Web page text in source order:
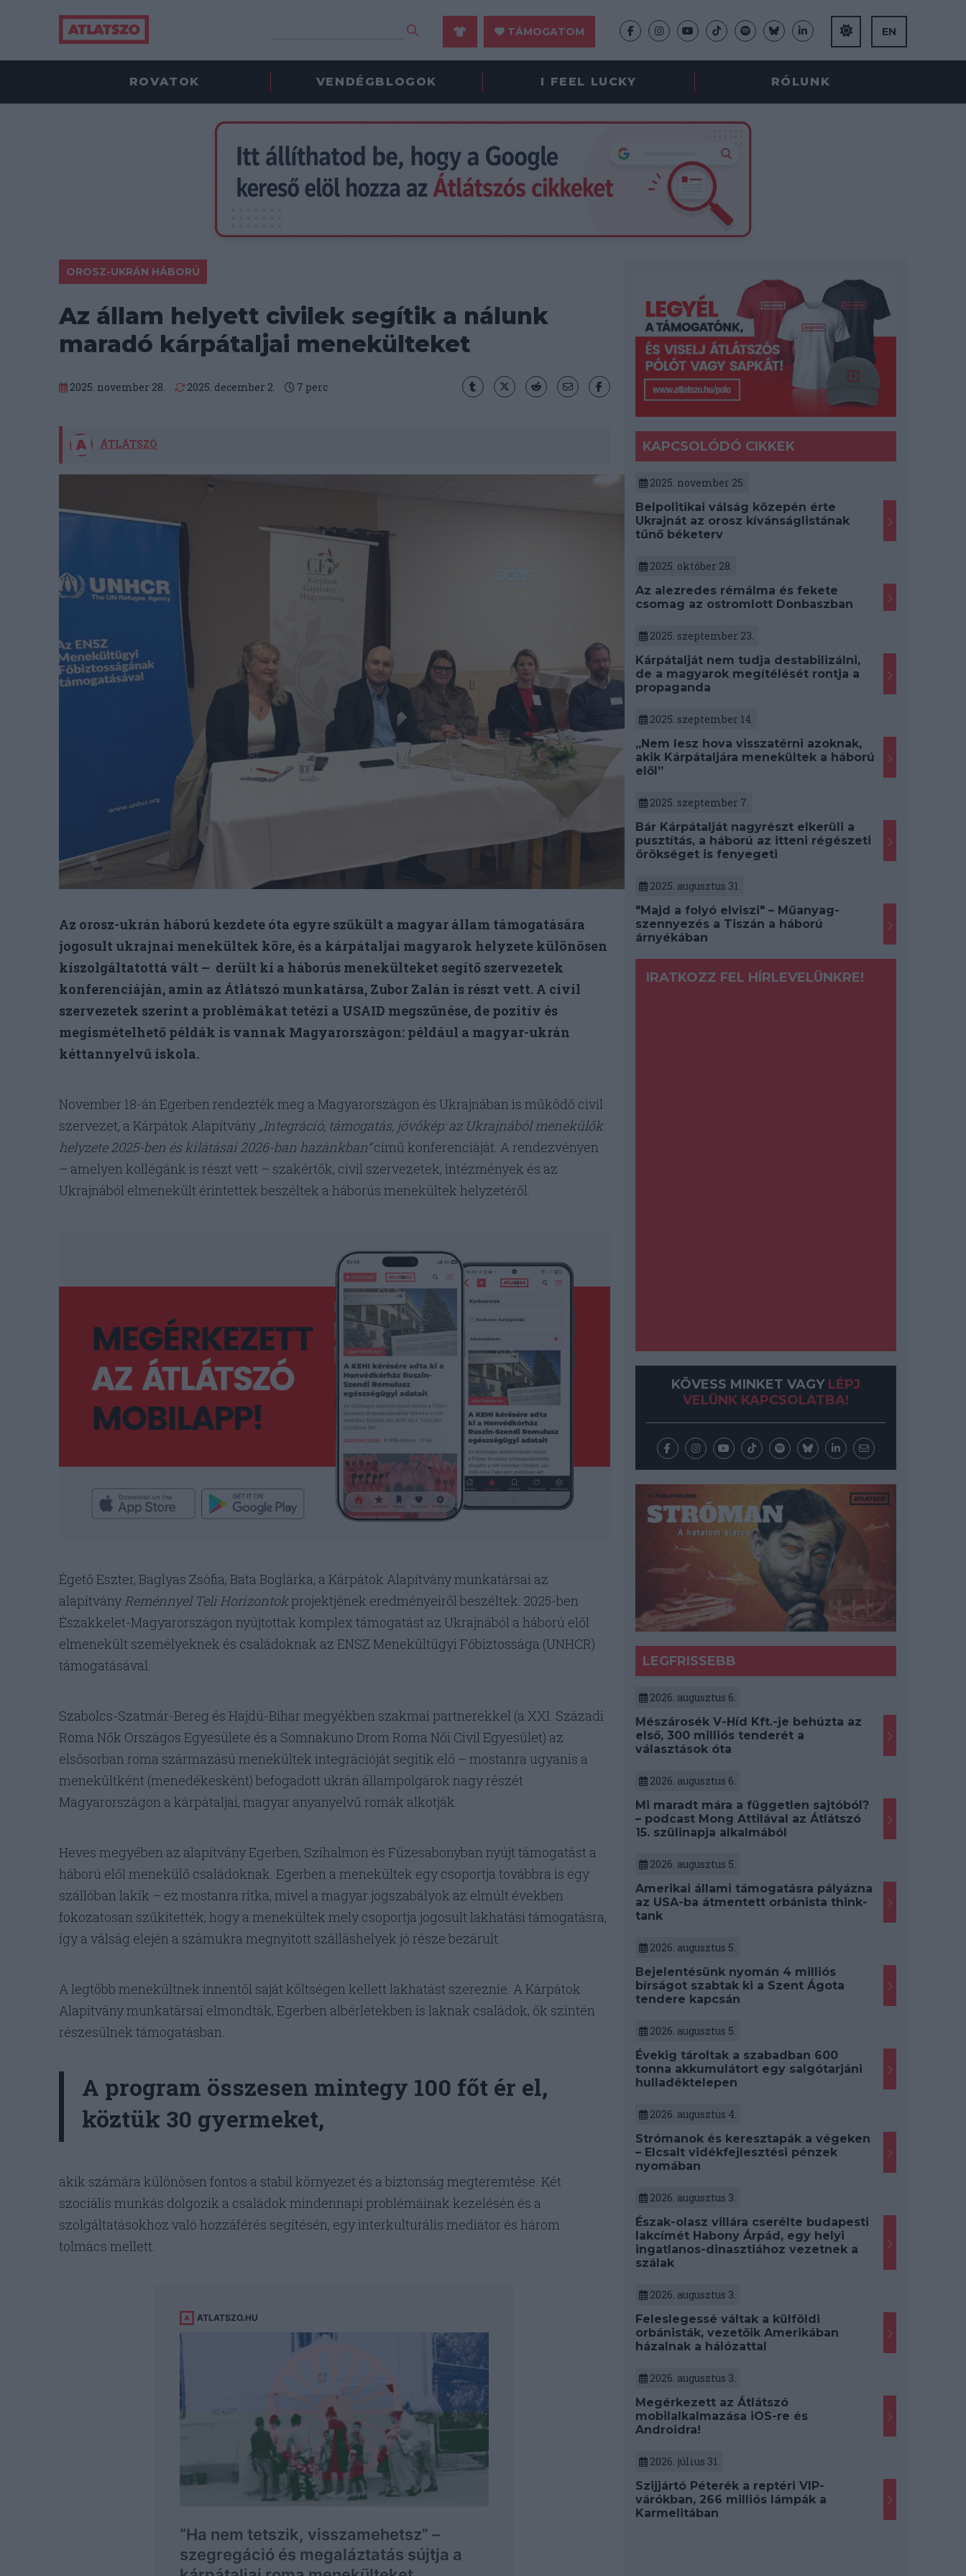
TÁMOGATOM EN
ROVATOK VENDÉGBLOGOK I FEEL LUCKY RÓLUNK
OROSZ-UKRÁN HÁBORÚ
Az állam helyett civilek segítik a nálunk
maradó kárpátaljai menekülteket
2025. november 28. 2025. december 2. 7 perc
ÁTLÁTSZÓ
Az orosz-ukrán háború kezdete óta egyre szűkült a magyar állam támogatására
jogosult ukrajnai menekültek köre, és a kárpátaljai magyarok helyzete különösen
kiszolgáltatottá vált – derült ki a háborús menekülteket segítő szervezetek
konferenciáján, amin az Átlátszó munkatársa, Zubor Zalán is részt vett. A civil
szervezetek szerint a problémákat tetézi a USAID megszűnése, de pozitív és
megismételhető példák is vannak Magyarországon: például a magyar-ukrán
kéttannyelvű iskola.
November 18-án Egerben rendezték meg a Magyarországon és Ukrajnában is működő civil
szervezet, a Kárpátok Alapítvány „Integráció, támogatás, jövőkép: az Ukrajnából menekülők
helyzete 2025-ben és kilátásai 2026-ban hazánkban”című konferenciáját. A rendezvényen
– amelyen kollégánk is részt vett – szakértők, civil szervezetek, intézmények és az
Ukrajnából elmenekült érintettek beszéltek a háborús menekültek helyzetéről.
Égető Eszter, Baglyas Zsófia, Bata Boglárka, a Kárpátok Alapítvány munkatársai az
alapítvány Reménnyel Teli Horizontokprojektjének eredményeiről beszéltek: 2025-ben
Északkelet-Magyarországon nyújtottak komplex támogatást az Ukrajnából a háború elől
elmenekült személyeknek és családoknak az ENSZ Menekültügyi Főbiztossága (UNHCR)
támogatásával.
Szabolcs-Szatmár-Bereg és Hajdú-Bihar megyékben szakmai partnerekkel (a XXI. Századi
Roma Nők Országos Egyesülete és a Somnakuno Drom Roma Női Civil Egyesület) az
elsősorban roma származású menekültek integrációját segítik elő – mostanra ugyanis a
menekültként (menedékesként) befogadott ukrán állampolgárok nagy részét
Magyarországon a kárpátaljai, magyar anyanyelvű romák alkotják.
Heves megyében az alapítvány Egerben, Szihalmon és Füzesabonyban nyújt támogatást a
háború elől menekülő családoknak. Egerben a menekültek egy csoportja továbbra is egy
szállóban lakik – ez mostanra ritka, mivel a magyar jogszabályok az elmúlt években
fokozatosan szűkítették, hogy a menekültek mely csoportja jogosult lakhatási támogatásra,
így a válság elején a számukra megnyitott szálláshelyek jó része bezárult.
A legtöbb menekültnek innentől saját költségen kellett lakhatást szereznie. A Kárpátok
Alapítvány munkatársai elmondták, Egerben albérletekben is laknak családok, ők szintén
részesülnek támogatásban.
A program összesen mintegy 100 főt ér el,
köztük 30 gyermeket,
akik számára különösen fontos a stabil környezet és a biztonság megteremtése. Két
szociális munkás dolgozik a családok mindennapi problémáinak kezelésén és a
szolgáltatásokhoz való hozzáférés segítésén, egy interkulturális mediátor és három
tolmács mellett.
KAPCSOLÓDÓ CIKKEK
2025. november 25.
Belpolitikai válság közepén érte
Ukrajnát az orosz kívánságlistának
tűnő béketerv
2025. október 28.
Az alezredes rémálma és fekete
csomag az ostromlott Donbaszban
2025. szeptember 23.
Kárpátalját nem tudja destabilizálni,
de a magyarok megítélését rontja a
propaganda
2025. szeptember 14.
„Nem lesz hova visszatérni azoknak,
akik Kárpátaljára menekültek a háború
elől”
2025. szeptember 7.
Bár Kárpátalját nagyrészt elkerüli a
pusztítás, a háború az itteni régészeti
örökséget is fenyegeti
2025. augusztus 31.
"Majd a folyó elviszi" – Műanyag-
szennyezés a Tiszán a háború
árnyékában
IRATKOZZ FEL HÍRLEVELÜNKRE!
KÖVESS MINKET VAGY LÉPJ
VELÜNK KAPCSOLATBA!
LEGFRISSEBB
2026. augusztus 6.
Mészárosék V-Híd Kft.-je behúzta az
első, 300 milliós tenderét a
választások óta
2026. augusztus 6.
Mi maradt mára a független sajtóból?
– podcast Mong Attilával az Átlátszó
15. szülinapja alkalmából
2026. augusztus 5.
Amerikai állami támogatásra pályázna
az USA-ba átmentett orbánista think-
tank
2026. augusztus 5.
Bejelentésünk nyomán 4 milliós
bírságot szabtak ki a Szent Ágota
tendere kapcsán
2026. augusztus 5.
Évekig tároltak a szabadban 600
tonna akkumulátort egy salgótarjáni
hulladéktelepen
2026. augusztus 4.
Strómanok és keresztapák a végeken
– Elcsalt vidékfejlesztési pénzek
nyomában
2026. augusztus 3.
Észak-olasz villára cserélte budapesti
lakcímét Habony Árpád, egy helyi
ingatlanos-dinasztiához vezetnek a
szálak
2026. augusztus 3.
Feleslegessé váltak a külföldi
orbánisták, vezetőik Amerikában
házalnak a hálózattal
2026. augusztus 3.
Megérkezett az Átlátszó
mobilalkalmazása iOS-re és
Androidra!
2026. július 31.
Szijjártó Péterék a reptéri VIP-
várókban, 266 milliós lámpák a
Karmelitában